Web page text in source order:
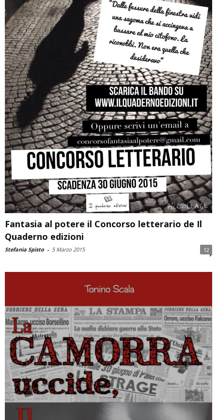
Fantasia al potere il Concorso letterario de Il
Quaderno edizioni
Stefania Spisto - 5 Marzo 2015 12